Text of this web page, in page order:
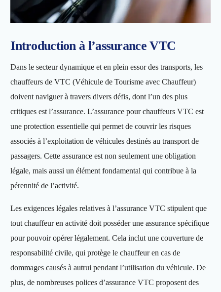
Introduction à l’assurance VTC
Dans le secteur dynamique et en plein essor des transports, les
chauffeurs de VTC (Véhicule de Tourisme avec Chauffeur)
doivent naviguer à travers divers défis, dont l’un des plus
critiques est l’assurance. L’assurance pour chauffeurs VTC est
une protection essentielle qui permet de couvrir les risques
associés à l’exploitation de véhicules destinés au transport de
passagers. Cette assurance est non seulement une obligation
légale, mais aussi un élément fondamental qui contribue à la
pérennité de l’activité.
Les exigences légales relatives à l’assurance VTC stipulent que
tout chauffeur en activité doit posséder une assurance spécifique
pour pouvoir opérer légalement. Cela inclut une couverture de
responsabilité civile, qui protège le chauffeur en cas de
dommages causés à autrui pendant l’utilisation du véhicule. De
plus, de nombreuses polices d’assurance VTC proposent des